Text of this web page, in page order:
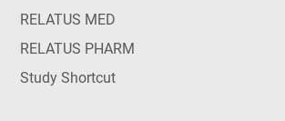
RELATUS MED
RELATUS PHARM
Study Shortcut